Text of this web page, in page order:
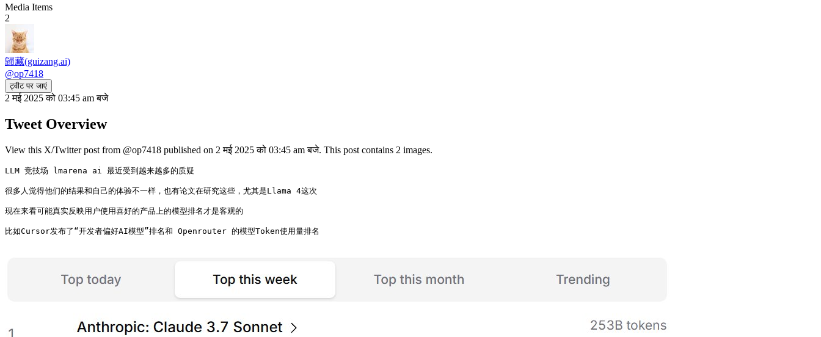
Media Items
2
歸藏(guizang.ai)
@op7418
ट्वीट पर जाएं
2 मई 2025 को 03:45 am बजे
Tweet Overview
View this X/Twitter post from @op7418 published on 2 मई 2025 को 03:45 am बजे. This post contains 2 images.
LLM 竞技场 lmarena ai 最近受到越来越多的质疑
很多人觉得他们的结果和自己的体验不一样，也有论文在研究这些，尤其是Llama 4这次
现在来看可能真实反映用户使用喜好的产品上的模型排名才是客观的
比如Cursor发布了“开发者偏好AI模型”排名和 Openrouter 的模型Token使用量排名